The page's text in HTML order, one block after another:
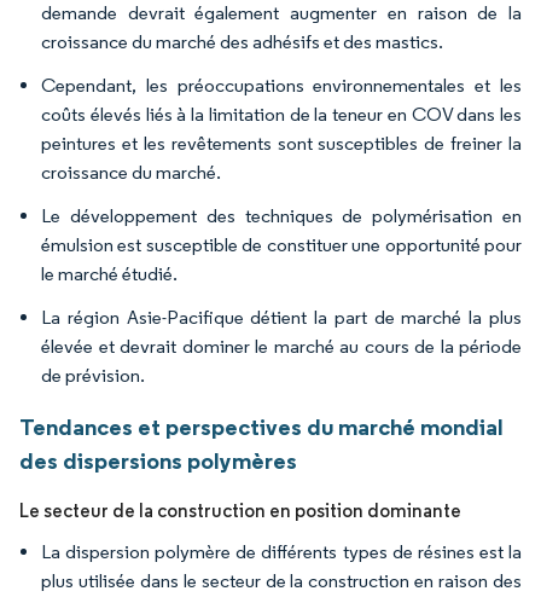
demande devrait également augmenter en raison de la
croissance du marché des adhésifs et des mastics.
Cependant, les préoccupations environnementales et les
coûts élevés liés à la limitation de la teneur en COV dans les
peintures et les revêtements sont susceptibles de freiner la
croissance du marché.
Le développement des techniques de polymérisation en
émulsion est susceptible de constituer une opportunité pour
le marché étudié.
La région Asie-Pacifique détient la part de marché la plus
élevée et devrait dominer le marché au cours de la période
de prévision.
Tendances et perspectives du marché mondial
des dispersions polymères
Le secteur de la construction en position dominante
La dispersion polymère de différents types de résines est la
plus utilisée dans le secteur de la construction en raison des